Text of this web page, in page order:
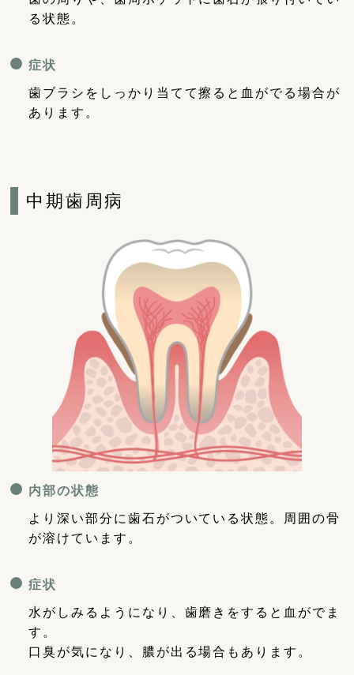
る状態。
症状
歯ブラシをしっかり当てて擦ると血がでる場合が
あります。
中期歯周病
内部の状態
より深い部分に歯石がついている状態。周囲の骨
が溶けています。
症状
水がしみるようになり、歯磨きをすると血がでま
す。
口臭が気になり、膿が出る場合もあります。